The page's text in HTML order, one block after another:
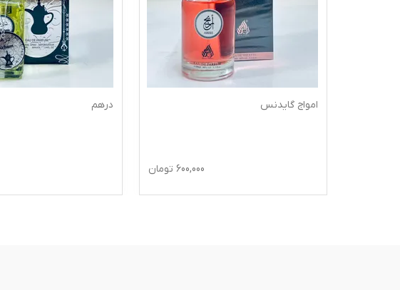
امواج گایدنس
600,000 تومان
درهم